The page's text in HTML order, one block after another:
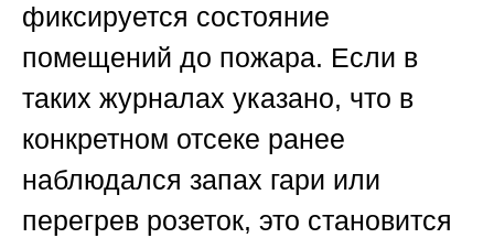
фиксируется состояние
помещений до пожара. Если в
таких журналах указано, что в
конкретном отсеке ранее
наблюдался запах гари или
перегрев розеток, это становится